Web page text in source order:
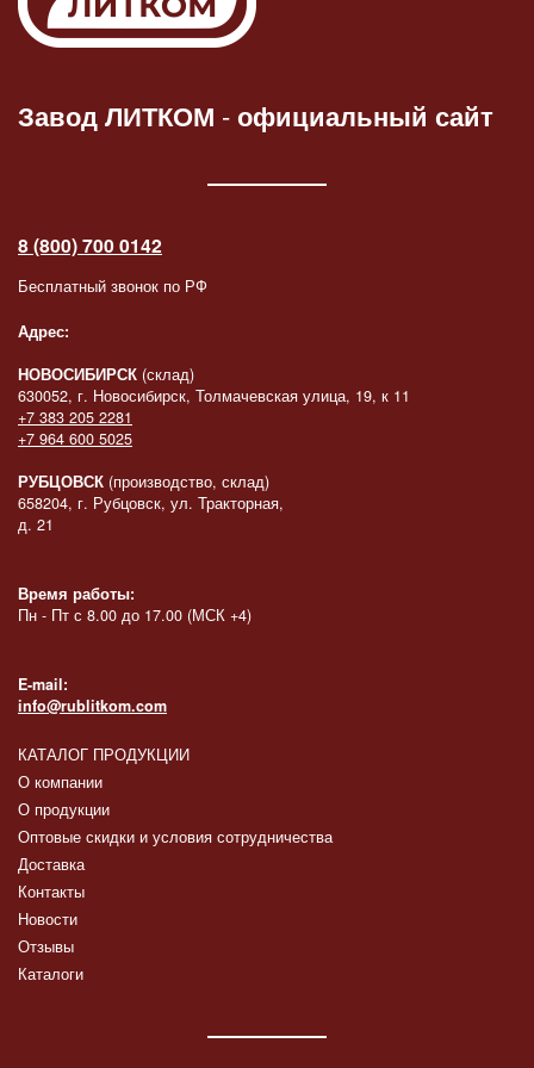
Завод ЛИТКОМ -официальный сайт
8 (800) 700 0142
Бесплатный звонок по РФ
Адрес:
НОВОСИБИРСК (склад)
630052, г. Новосибирск, Толмачевская улица, 19, к 11
+7 383 205 2281
+7 964 600 5025
РУБЦОВСК (производство, склад)
658204, г. Рубцовск, ул. Тракторная,
д. 21
Время работы:
Пн - Пт с 8.00 до 17.00 (МСК +4)
E-mail:
info@rublitkom.com
КАТАЛОГ ПРОДУКЦИИ
О компании
О продукции
Оптовые скидки и условия сотрудничества
Доставка
Контакты
Новости
Отзывы
Каталоги